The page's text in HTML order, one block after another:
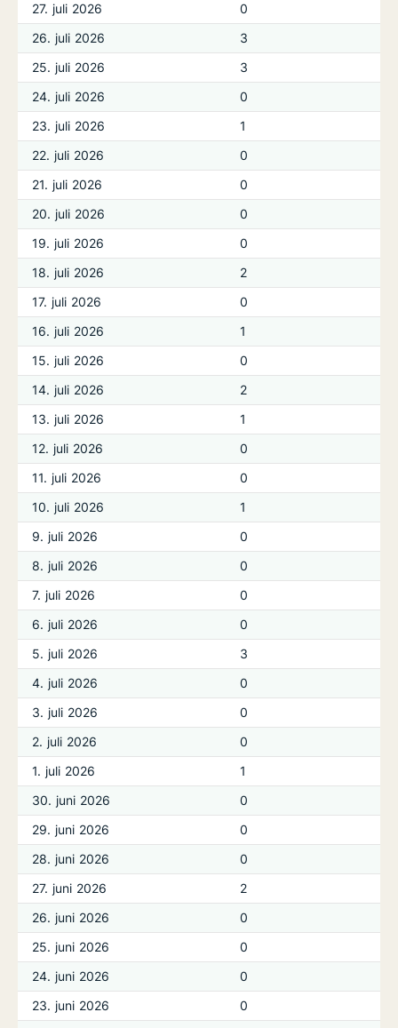
27. juli 2026
0
26. juli 2026
3
25. juli 2026
3
24. juli 2026
0
23. juli 2026
1
22. juli 2026
0
21. juli 2026
0
20. juli 2026
0
19. juli 2026
0
18. juli 2026
2
17. juli 2026
0
16. juli 2026
1
15. juli 2026
0
14. juli 2026
2
13. juli 2026
1
12. juli 2026
0
11. juli 2026
0
10. juli 2026
1
9. juli 2026
0
8. juli 2026
0
7. juli 2026
0
6. juli 2026
0
5. juli 2026
3
4. juli 2026
0
3. juli 2026
0
2. juli 2026
0
1. juli 2026
1
30. juni 2026
0
29. juni 2026
0
28. juni 2026
0
27. juni 2026
2
26. juni 2026
0
25. juni 2026
0
24. juni 2026
0
23. juni 2026
0